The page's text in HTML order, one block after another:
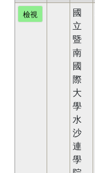
檢視
國
立
暨
南
國
際
大
學
水
沙
連
學